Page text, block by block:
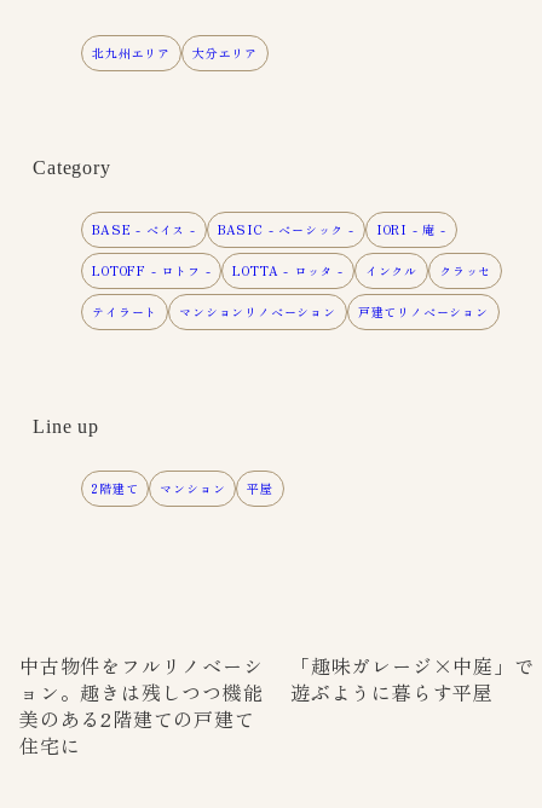
北九州エリア 大分エリア
Category
BASE - ベイス - BASIC - ベーシック - IORI - 庵 -
LOTOFF - ロトフ - LOTTA - ロッタ - インクル クラッセ
テイラート マンションリノベーション 戸建てリノベーション
Line up
2階建て マンション 平屋
中古物件をフルリノベーシ
ョン。趣きは残しつつ機能
美のある2階建ての戸建て
住宅に
「趣味ガレージ×中庭」で
遊ぶように暮らす平屋